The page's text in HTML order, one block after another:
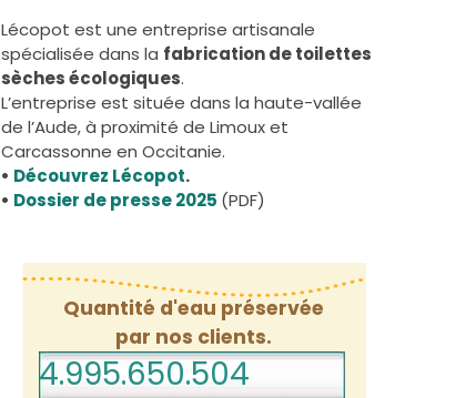
Lécopot est une entreprise artisanale
spécialisée dans la fabrication de toilettes
sèches écologiques.
L’entreprise est située dans la haute-vallée
de l’Aude, à proximité de Limoux et
Carcassonne en Occitanie.
• Découvrez Lécopot.
• Dossier de presse 2025 (PDF)
Quantité d'eau préservée
par nos clients.
4.995.650.525